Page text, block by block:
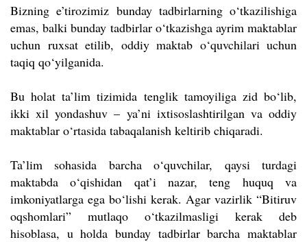
Bizning e’tirozimiz bunday tadbirlarning o‘tkazilishiga
emas, balki bunday tadbirlar o‘tkazishga ayrim maktablar
uchun ruxsat etilib, oddiy maktab o‘quvchilari uchun
taqiq qo‘yilganida.
Bu holat ta’lim tizimida tenglik tamoyiliga zid bo‘lib,
ikki xil yondashuv – ya’ni ixtisoslashtirilgan va oddiy
maktablar o‘rtasida tabaqalanish keltirib chiqaradi.
Ta’lim sohasida barcha o‘quvchilar, qaysi turdagi
maktabda o‘qishidan qat’i nazar, teng huquq va
imkoniyatlarga ega bo‘lishi kerak. Agar vazirlik “Bitiruv
oqshomlari” mutlaqo o‘tkazilmasligi kerak deb
hisoblasa, u holda bunday tadbirlar barcha maktablar